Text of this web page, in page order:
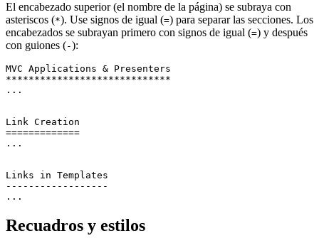
El encabezado superior (el nombre de la página) se subraya con
asteriscos (*). Use signos de igual (=) para separar las secciones. Los
encabezados se subrayan primero con signos de igual (=) y después
con guiones (-):
MVC Applications & Presenters
*****************************
...
Link Creation
=============
...
Links in Templates
------------------
Recuadros y estilos